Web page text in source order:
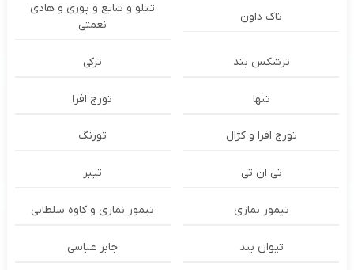
تاک داون
تتلو و شایع و پوری و هادی
نعمتی
ترشكس بند ترکی
تنها تورج افرا
تورج افرا و کژال تورنگ
تی ان تی تیبر
تیمور نمازی تیمور نمازی و کاوه سلطانی
تیوان بند جابر عباسی